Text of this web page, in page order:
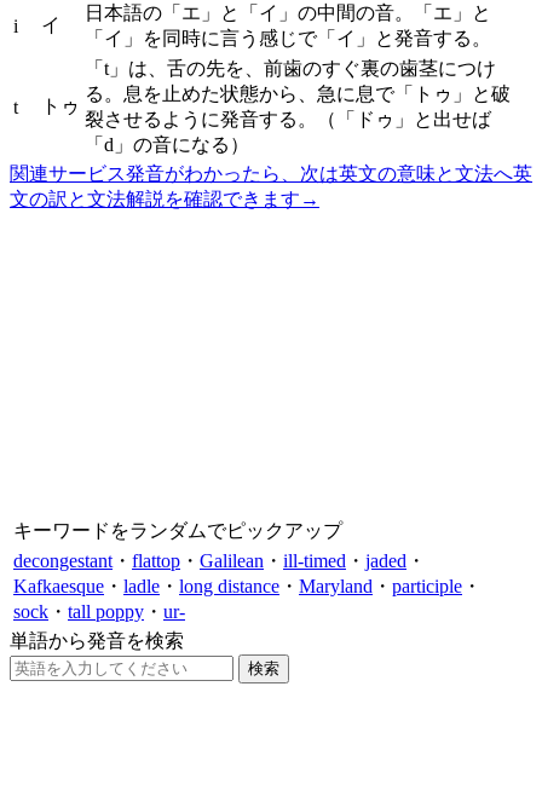
i イ
日本語の「エ」と「イ」の中間の音。「エ」と
「イ」を同時に言う感じで「イ」と発音する。
t トゥ
「t」は、舌の先を、前歯のすぐ裏の歯茎につけ
る。息を止めた状態から、急に息で「トゥ」と破
裂させるように発音する。（「ドゥ」と出せば
「d」の音になる）
関連サービス発音がわかったら、次は英文の意味と文法へ英
文の訳と文法解説を確認できます →
キーワードをランダムでピックアップ
decongestant ・ flattop ・ Galilean ・ ill-timed ・ jaded ・
Kafkaesque ・ ladle ・ long distance ・ Maryland ・ participle ・
sock ・ tall poppy ・ ur-
単語から発音を検索